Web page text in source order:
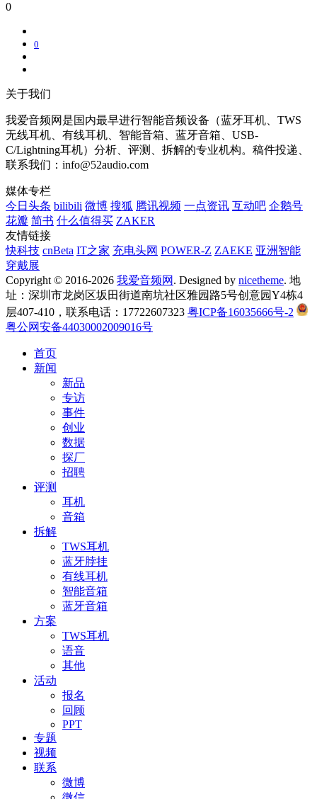
0
0
关于我们
我爱音频网是国内最早进行智能音频设备（蓝牙耳机、TWS
无线耳机、有线耳机、智能音箱、蓝牙音箱、USB-
C/Lightning耳机）分析、评测、拆解的专业机构。稿件投递、
联系我们：info@52audio.com
媒体专栏
今日头条 bilibili 微博 搜狐 腾讯视频 一点资讯 互动吧 企鹅号
花瓣 简书 什么值得买 ZAKER
友情链接
快科技 cnBeta IT之家 充电头网 POWER-Z ZAEKE 亚洲智能
穿戴展
Copyright © 2016-2026 我爱音频网 . Designed by nicetheme. 地
址：深圳市龙岗区坂田街道南坑社区雅园路5号创意园Y4栋4
层407-410，联系电话：17722607323 粤ICP备16035666号-2
粤公网安备44030002009016号
首页
新闻
新品
专访
事件
创业
数据
探厂
招聘
评测
耳机
音箱
拆解
TWS耳机
蓝牙脖挂
有线耳机
智能音箱
蓝牙音箱
方案
TWS耳机
语音
其他
活动
报名
回顾
PPT
专题
视频
联系
微博